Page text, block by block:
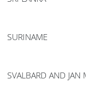
SVALBARD AND